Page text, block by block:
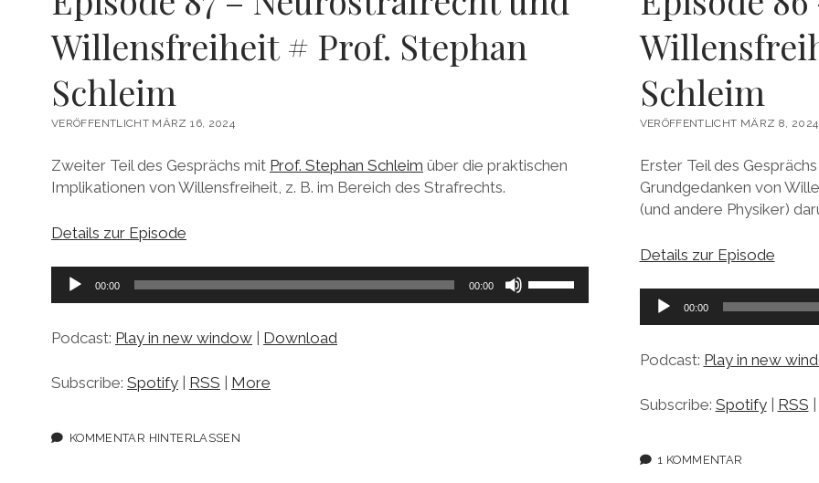
Willensfreiheit # Prof. Stephan
Schleim
VERÖFFENTLICHT MÄRZ 16, 2024
Zweiter Teil des Gesprächs mit Prof. Stephan Schleim über die praktischen
Implikationen von Willensfreiheit, z. B. im Bereich des Strafrechts.
Details zur Episode
Audio-
Player
00:00 00:00
Podcast: Play in new window | Download
Subscribe: Spotify RSS More
KOMMENTAR HINTERLASSEN
Schleim
VERÖFFENTLICHT MÄRZ 8, 2024
Erster Teil des
Grundgedanken von
(und andere Physiker)
Details zur Episode
Audio-
Player
00:00
Podcast: Play in new
Subscribe: Spotify| RSS
1 KOMMENTAR